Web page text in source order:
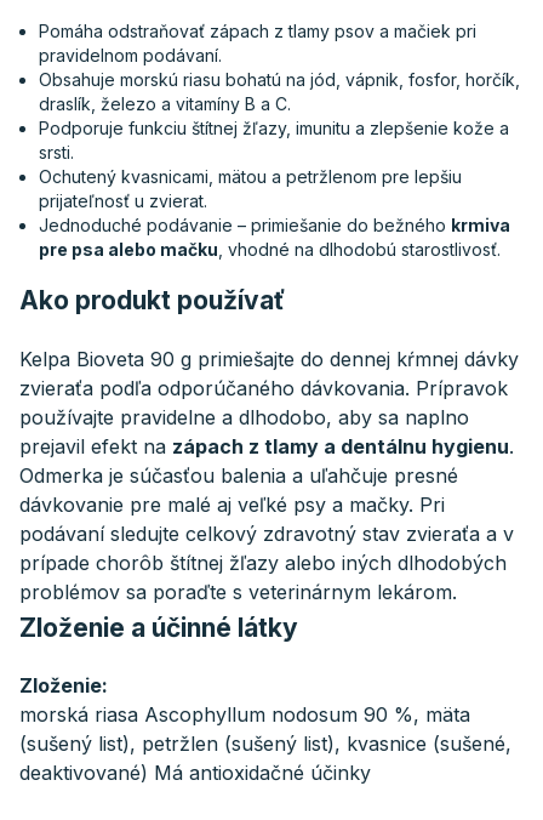
Pomáha odstraňovať zápach z tlamy psov a mačiek pri
pravidelnom podávaní.
Obsahuje morskú riasu bohatú na jód, vápnik, fosfor, horčík,
draslík, železo a vitamíny B a C.
Podporuje funkciu štítnej žľazy, imunitu a zlepšenie kože a
srsti.
Ochutený kvasnicami, mätou a petržlenom pre lepšiu
prijateľnosť u zvierat.
Jednoduché podávanie – primiešanie do bežného krmiva
pre psa alebo mačku, vhodné na dlhodobú starostlivosť.
Ako produkt používať
Kelpa Bioveta 90 g primiešajte do dennej kŕmnej dávky
zvieraťa podľa odporúčaného dávkovania. Prípravok
používajte pravidelne a dlhodobo, aby sa naplno
prejavil efekt na zápach z tlamy a dentálnu hygienu.
Odmerka je súčasťou balenia a uľahčuje presné
dávkovanie pre malé aj veľké psy a mačky. Pri
podávaní sledujte celkový zdravotný stav zvieraťa a v
prípade chorôb štítnej žľazy alebo iných dlhodobých
problémov sa poraďte s veterinárnym lekárom.
Zloženie a účinné látky
Zloženie:
morská riasa Ascophyllum nodosum 90 %, mäta
(sušený list), petržlen (sušený list), kvasnice (sušené,
deaktivované) Má antioxidačné účinky